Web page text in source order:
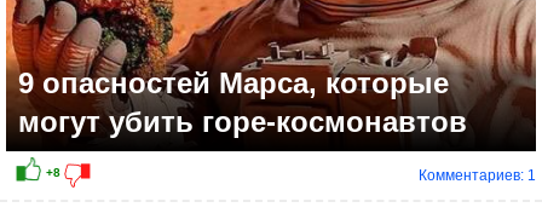
9 опасностей Марса, которые
могут убить горе-космонавтов
Комментариев: 1